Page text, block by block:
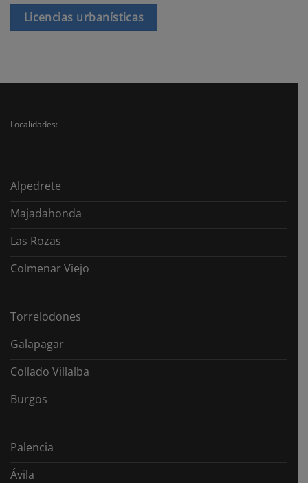
Licencias urbanísticas
Localidades:
Alpedrete
Majadahonda
Las Rozas
Colmenar Viejo
Torrelodones
Galapagar
Collado Villalba
Burgos
Palencia
Ávila